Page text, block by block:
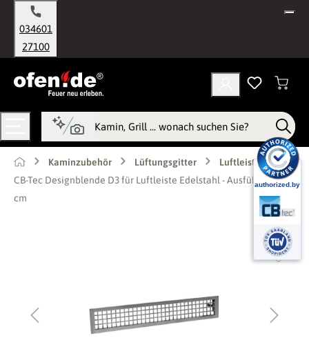
springen
034601
27100
Kaminzubehör Lüftungsgitter
Luftleisten
CB-Tec Designblende D3 für Luftleiste Edelstahl - Ausführung: 30
cm